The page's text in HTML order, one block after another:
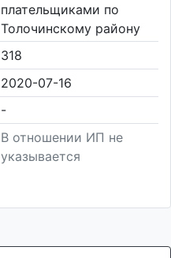
плательщиками по
Толочинскому району
318
2020-07-16
-
В отношении ИП не
указывается